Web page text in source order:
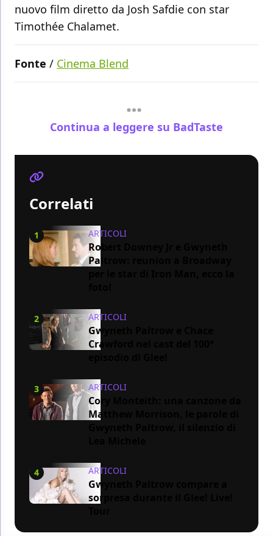
nuovo film diretto da Josh Safdie con star
Timothée Chalamet.
Fonte / Cinema Blend
Continua a leggere su BadTaste
Correlati
1 ARTICOLI
Robert Downey Jr e Gwyneth
Paltrow: reunion a Broadway
2 ARTICOLI
Gwyneth Paltrow e Chace
Crawford nel cast del 100°
3 ARTICOLI
Cory Monteith: una canzone da
Matthew Morrison, le parole di
4 ARTICOLI
Gwyneth Paltrow compare a
sorpresa durante il Glee! Live!